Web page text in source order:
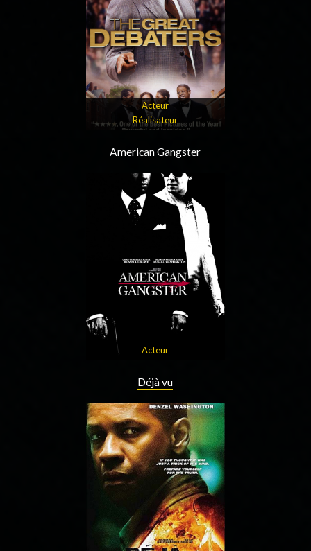
Acteur
Réalisateur
American Gangster
Acteur
Déjà vu